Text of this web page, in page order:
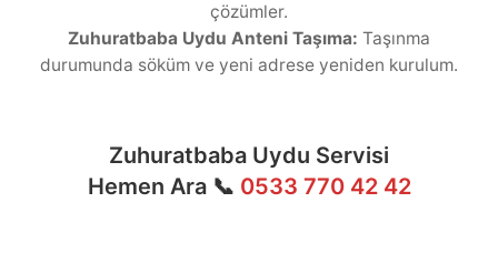
çözümler.
Zuhuratbaba Uydu Anteni Taşıma: Taşınma
durumunda söküm ve yeni adrese yeniden kurulum.
Zuhuratbaba Uydu Servisi
Hemen Ara 📞 0533 770 42 42